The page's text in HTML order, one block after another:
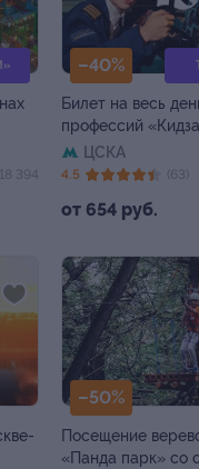
394
–40%
Билет на весь
профессий
ЦСКА
от 654 руб.
4.5 (63)
–50%
Посещение
«Панда парк» со